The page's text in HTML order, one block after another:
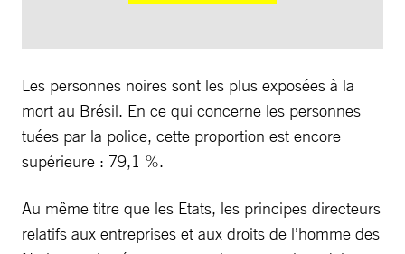
Les personnes noires sont les plus exposées à la
mort au Brésil. En ce qui concerne les personnes
tuées par la police, cette proportion est encore
supérieure : 79,1 %.
Au même titre que les Etats, les principes directeurs
relatifs aux entreprises et aux droits de l’homme des